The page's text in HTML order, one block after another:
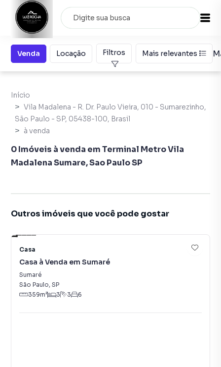
Venda Locação Filtros Mais relevantes
Início
Vila Madalena - R. Dr. Paulo Vieira, 010 - Sumarezinho,
São Paulo - SP, 05438-100, Brasil
à venda
0 Imóveis à venda em Terminal Metro Vila
Madalena Sumare, Sao Paulo SP
Outros imóveis que você pode gostar
Casa
Casa à Venda em Sumaré
Sumaré
São Paulo, SP
359m² 3 3 6